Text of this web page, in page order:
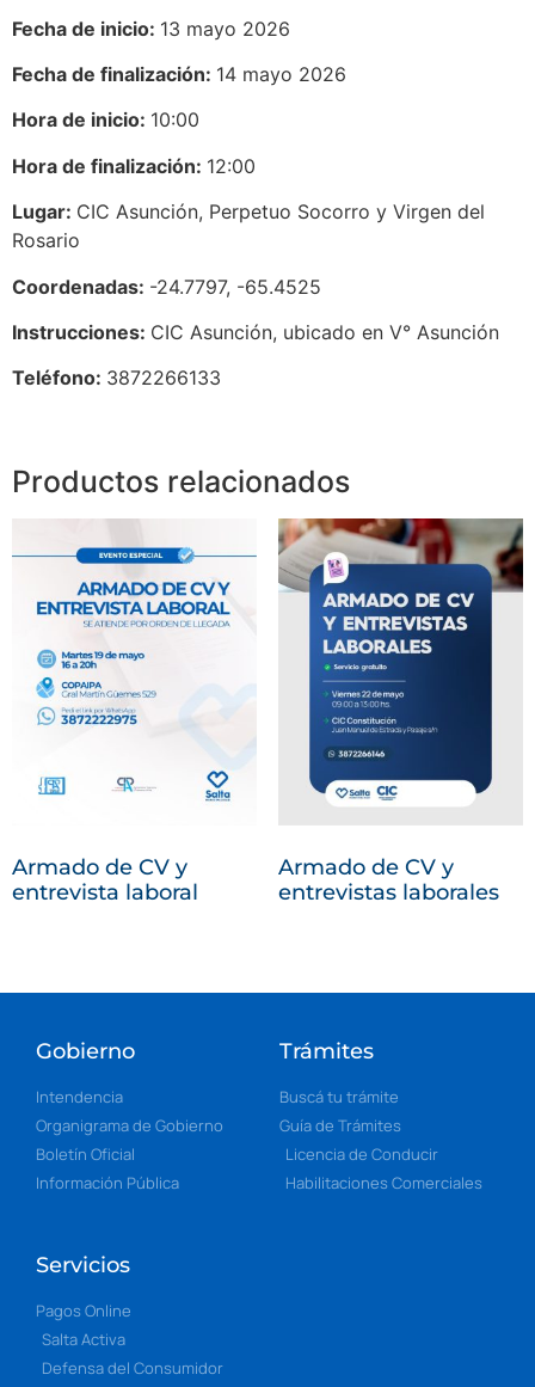
Fecha de inicio: 13 mayo 2026
Fecha de finalización: 14 mayo 2026
Hora de inicio: 10:00
Hora de finalización: 12:00
Lugar: CIC Asunción, Perpetuo Socorro y Virgen del
Rosario
Coordenadas: -24.7797, -65.4525
Instrucciones: CIC Asunción, ubicado en V° Asunción
Teléfono: 3872266133
Productos relacionados
Armado de CV y
entrevista laboral
Armado de CV y
entrevistas laborales
Gobierno
Intendencia
Organigrama de Gobierno
Boletín Oficial
Información Pública
Trámites
Buscá tu trámite
Guía de Trámites
Licencia de Conducir
Habilitaciones Comerciales
Servicios
Pagos Online
Salta Activa
Defensa del Consumidor